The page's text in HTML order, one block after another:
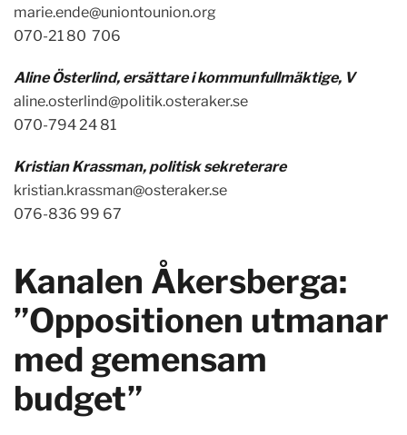
marie.ende@uniontounion.org
070-21 80 706
Aline Österlind, ersättare i kommunfullmäktige, V
aline.osterlind@politik.osteraker.se
070-794 24 81
Kristian Krassman, politisk sekreterare
kristian.krassman@osteraker.se
076-836 99 67
Kanalen Åkersberga:
”Oppositionen utmanar
med gemensam
budget”